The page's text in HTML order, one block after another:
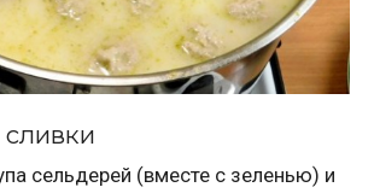
сельдерей (вместе с зеленью) и